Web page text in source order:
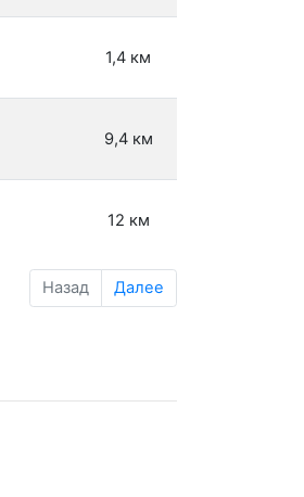
1,4 км
9,4 км
12 км
Назад Далее